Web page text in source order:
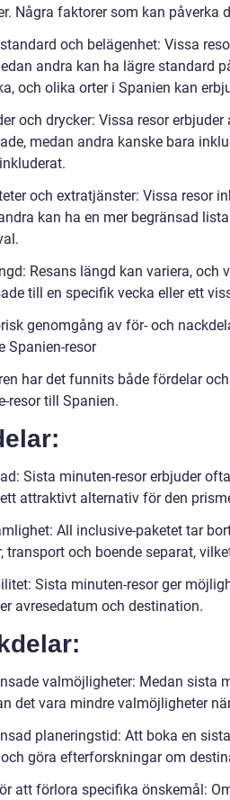
Några faktorer som kan påverka
och belägenhet: Vissa
andra kan ha lägre standard
och olika orter i Spanien kan
och drycker: Vissa resor
medan andra kanske bara
och extratjänster: Vissa resor
kan ha en mer begränsad
Resans längd kan variera, och
till en specifik vecka eller ett
genomgång av för- och
Spanien-resor
har det funnits både fördelar
resor till Spanien.
Sista minuten-resor erbjuder
attraktivt alternativ för den
All inclusive-paketet tar
transport och boende separat,
Sista minuten-resor ger
avresedatum och destination.
valmöjligheter: Medan sista
det vara mindre valmöjligheter
planeringstid: Att boka en
göra efterforskningar om
att förlora specifika önskemål: